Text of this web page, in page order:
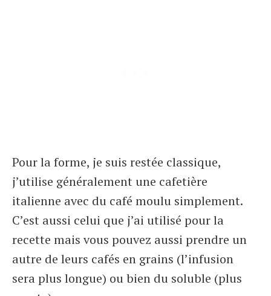
Pour la forme, je suis restée classique,
j’utilise généralement une cafetière
italienne avec du café moulu simplement.
C’est aussi celui que j’ai utilisé pour la
recette mais vous pouvez aussi prendre un
autre de leurs cafés en grains (l’infusion
sera plus longue) ou bien du soluble (plus